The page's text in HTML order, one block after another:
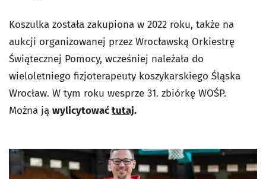
Koszulka została zakupiona w 2022 roku, także na
aukcji organizowanej przez Wrocławską Orkiestrę
Świątecznej Pomocy, wcześniej należała do
wieloletniego fizjoterapeuty koszykarskiego Śląska
Wrocław. W tym roku wesprze 31. zbiórkę WOŚP.
Można ją wylicytowaćtutaj.